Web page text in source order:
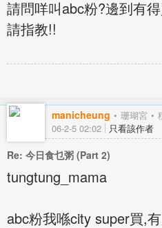
請問咩叫abc粉?邊到有
請指教!!
manicheung 珊瑚宮
06-2-5 02:02 只看該作者
Re: 今日食乜粥 (Part 2)
tungtung_mama
abc粉我喺city super買,